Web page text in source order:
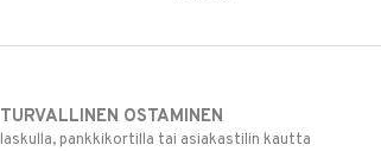
TURVALLINEN OSTAMINEN
laskulla, pankkikortilla tai asiakastilin kautta